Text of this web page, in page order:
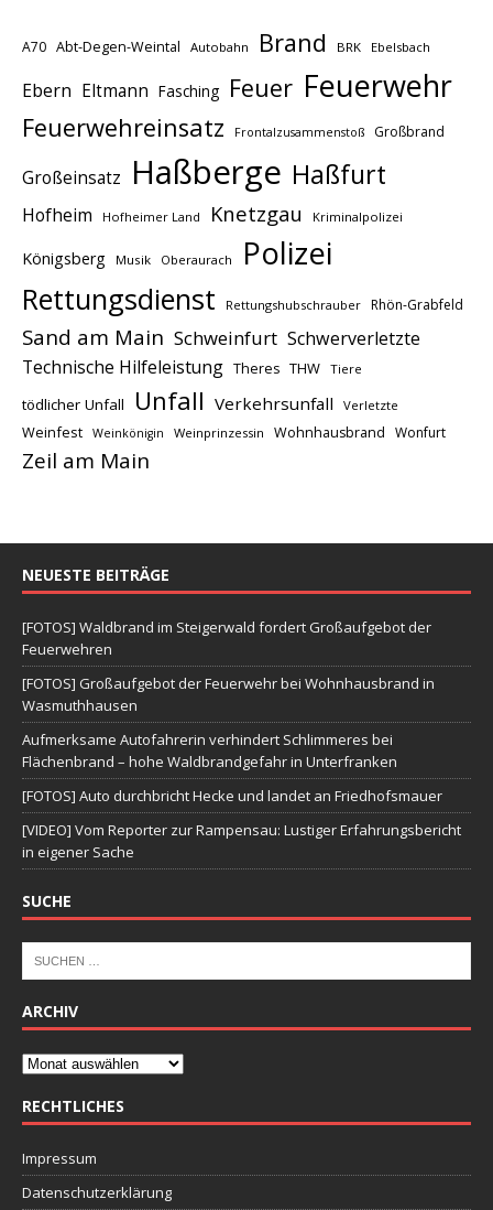
A70 Abt-Degen-Weintal Autobahn Brand BRK Ebelsbach
Ebern Eltmann Fasching Feuer Feuerwehr
Feuerwehreinsatz Frontalzusammenstoß Großbrand
Großeinsatz Haßberge Haßfurt
Hofheim Hofheimer Land Knetzgau Kriminalpolizei
Königsberg Musik Oberaurach Polizei
Rettungsdienst Rettungshubschrauber Rhön-Grabfeld
Sand am Main Schweinfurt Schwerverletzte
Technische Hilfeleistung Theres THW Tiere
tödlicher Unfall Unfall Verkehrsunfall Verletzte
Weinfest Weinkönigin Weinprinzessin Wohnhausbrand Wonfurt
Zeil am Main
NEUESTE BEITRÄGE
[FOTOS] Waldbrand im Steigerwald fordert Großaufgebot der
Feuerwehren
[FOTOS] Großaufgebot der Feuerwehr bei Wohnhausbrand in
Wasmuthhausen
Aufmerksame Autofahrerin verhindert Schlimmeres bei
Flächenbrand – hohe Waldbrandgefahr in Unterfranken
[FOTOS] Auto durchbricht Hecke und landet an Friedhofsmauer
[VIDEO] Vom Reporter zur Rampensau: Lustiger Erfahrungsbericht
in eigener Sache
SUCHE
ARCHIV
RECHTLICHES
Impressum
Datenschutzerklärung